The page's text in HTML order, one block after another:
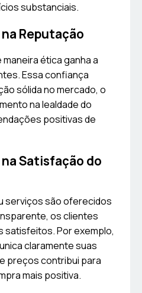
substanciais.
Reputação
maneira ética ganha a
Essa confiança
sólida no mercado, o
na lealdade do
positivas de
Satisfação do
serviços são oferecidos
os clientes
satisfeitos. Por exemplo,
claramente suas
preços contribui para
mais positiva.